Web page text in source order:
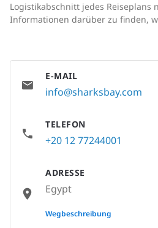
Logistikabschnitt jedes Reiseplans
Informationen darüber zu finden,
E-MAIL
info@sharksbay.com
TELEFON
+20 12 77244001
ADRESSE
Egypt
None
Wegbeschreibung